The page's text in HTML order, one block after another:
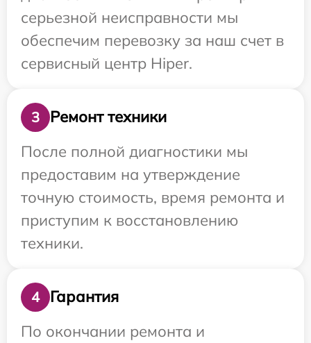
серьезной неисправности мы
обеспечим перевозку за наш счет в
сервисный центр Hiper.
3
Ремонт техники
После полной диагностики мы
предоставим на утверждение
точную стоимость, время ремонта и
приступим к восстановлению
техники.
4
Гарантия
По окончании ремонта и